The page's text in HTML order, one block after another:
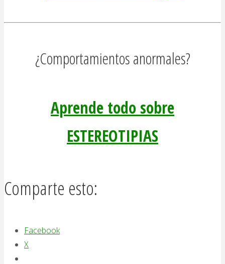
¿Comportamientos anormales?
Aprende todo sobre
ESTEREOTIPIAS
Comparte esto:
Facebook
X